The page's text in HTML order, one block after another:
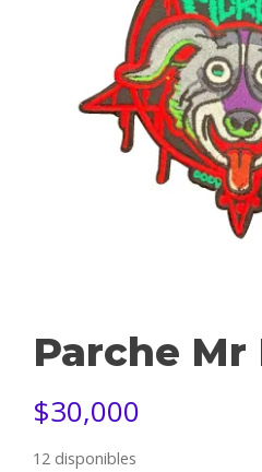
Parche Mr
$30,000
12 disponibles